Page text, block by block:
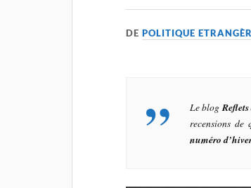
DEPOLITIQUE
Le blog
recensions
numéro